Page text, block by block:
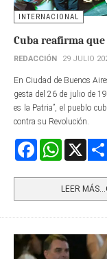
INTERNACIONAL
Cuba reafirma que
REDACCIÓN 29 JULIO
En Ciudad de Buenos
gesta del 26 de julio de
es la Patria”, el pueblo
contra su Revolución.
FacebookWhatsApp
LEER